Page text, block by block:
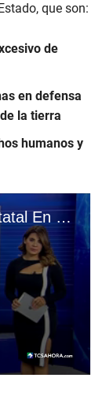
que son:
de
en defensa
la tierra
humanos y